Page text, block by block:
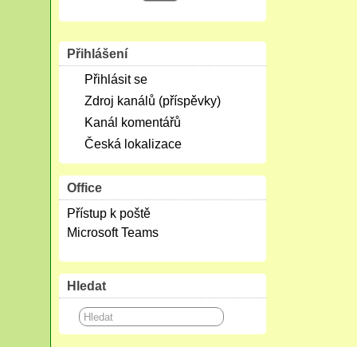
Přihlášení
Přihlásit se
Zdroj kanálů (příspěvky)
Kanál komentářů
Česká lokalizace
Office
Přístup k poště
Microsoft Teams
Hledat